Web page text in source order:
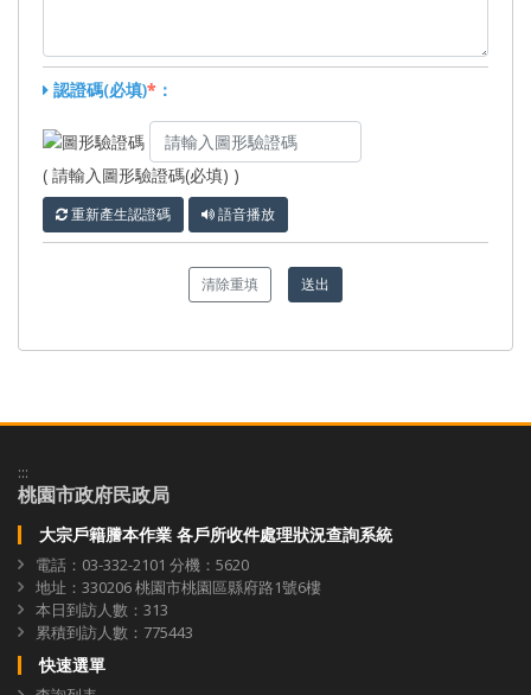
認證碼(必填)* ：
( 請輸入圖形驗證碼(必填) )
重新產生認證碼 語音播放
清除重填 送出
:::
桃園市政府民政局
大宗戶籍謄本作業 各戶所收件處理狀況查詢系統
電話：03-332-2101 分機：5620
地址：330206 桃園市桃園區縣府路1號6樓
本日到訪人數：313
累積到訪人數：775443
快速選單